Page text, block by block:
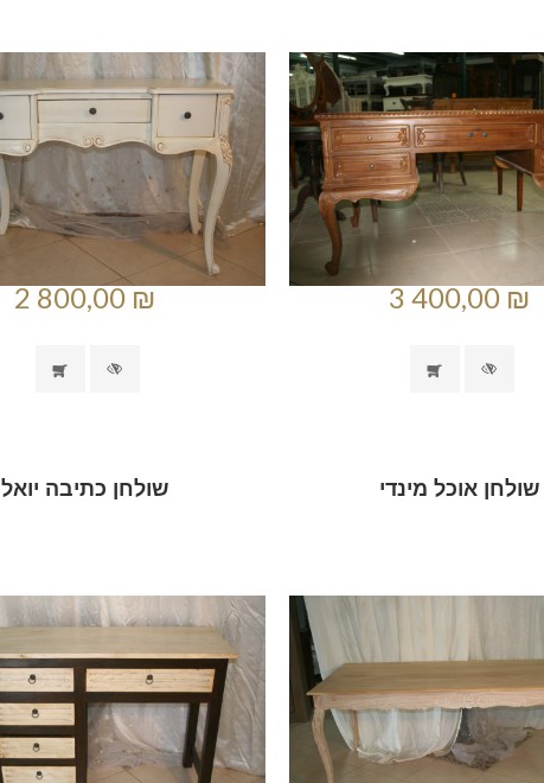
2 800,00 ₪ 3 400,00 ₪
שולחן כתיבה יואל שולחן אוכל מינדי